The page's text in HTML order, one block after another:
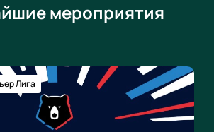
мероприятия
Лига